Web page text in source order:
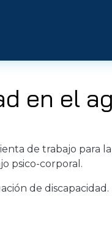
en el
de trabajo para
psico-corporal.
de discapacidad.